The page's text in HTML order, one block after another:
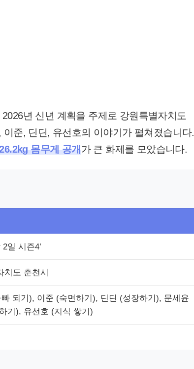
2026년 신년 계획을 주제로 강원특별자치도
준, 딘딘, 유선호의 이야기가 펼쳐졌습니다.
몸무게 공개가 큰 화제를 모았습니다.
2일 시즌4’
치도 춘천시
되기), 이준 (숙면하기), 딘딘 (성장하기), 문세윤
기), 유선호 (지식 쌓기)